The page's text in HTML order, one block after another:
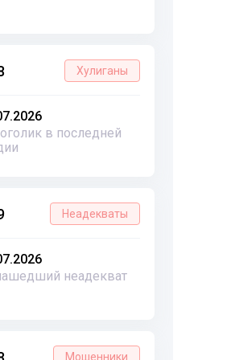
Хулиганы
в последней
Неадекваты
неадекват
Мошенники